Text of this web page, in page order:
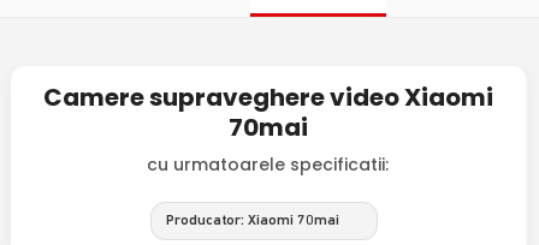
Camere supraveghere video Xiaomi
70mai
cu urmatoarele specificatii:
Producator: Xiaomi 70mai